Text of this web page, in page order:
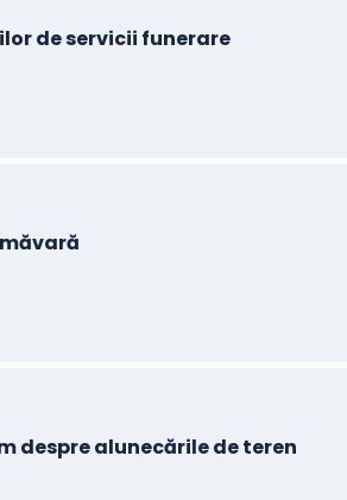
de servicii funerare
despre alunecările de teren